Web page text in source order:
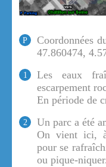
P
Coordonnées
47.860474,
1
Les eaux
escarpement
En période de
2
Un parc a été
On vient ici,
pour se
ou pique-niquer.